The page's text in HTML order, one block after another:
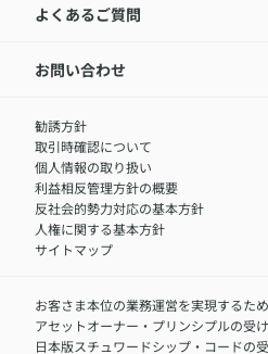
アクサのネット完結保険（旧アク
アクサ生命が選ばれる理由
IR情報
サステナビリティの取り組み
お客さまを金融犯罪からお守りす
アクサグループについて
採用情報トップ
中途採用：内勤正社員
職）
中途採用：フィナンシャルプラン
障害者採用
よくあるご質問
お問い合わせ
勧誘方針
取引時確認について
個人情報の取り扱い
利益相反管理方針の概要
反社会的勢力対応の基本方針
人権に関する基本方針
サイトマップ
お客さま本位の業務運営を実現するた
アセットオーナー・プリンシプルの受
日本版スチュワードシップ・コードの